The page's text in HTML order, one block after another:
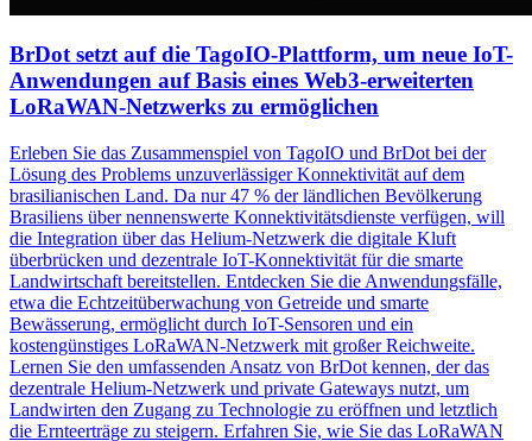
BrDot setzt auf die TagoIO-Plattform, um neue IoT-
Anwendungen auf Basis eines Web3-erweiterten
LoRaWAN-Netzwerks zu ermöglichen
Erleben Sie das Zusammenspiel von TagoIO und BrDot bei der
Lösung des Problems unzuverlässiger Konnektivität auf dem
brasilianischen Land. Da nur 47 % der ländlichen Bevölkerung
Brasiliens über nennenswerte Konnektivitätsdienste verfügen, will
die Integration über das Helium-Netzwerk die digitale Kluft
überbrücken und dezentrale IoT-Konnektivität für die smarte
Landwirtschaft bereitstellen. Entdecken Sie die Anwendungsfälle,
etwa die Echtzeitüberwachung von Getreide und smarte
Bewässerung, ermöglicht durch IoT-Sensoren und ein
kostengünstiges LoRaWAN-Netzwerk mit großer Reichweite.
Lernen Sie den umfassenden Ansatz von BrDot kennen, der das
dezentrale Helium-Netzwerk und private Gateways nutzt, um
Landwirten den Zugang zu Technologie zu eröffnen und letztlich
die Ernteerträge zu steigern. Erfahren Sie, wie Sie das LoRaWAN